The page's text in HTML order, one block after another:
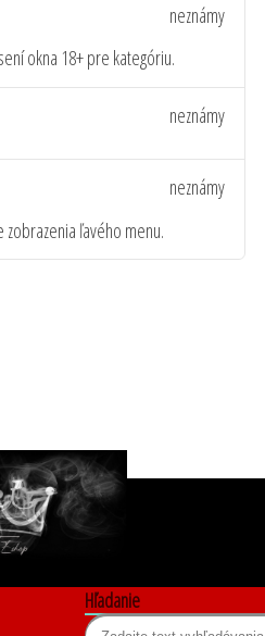
okna 18+ pre kategóriu.
neznámy
neznámy
ľavého menu.
neznámy
Hľadanie